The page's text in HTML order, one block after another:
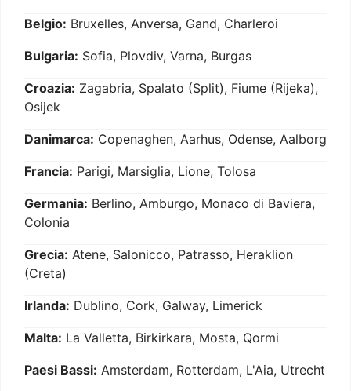
Belgio: Bruxelles, Anversa, Gand, Charleroi
Bulgaria: Sofia, Plovdiv, Varna, Burgas
Croazia: Zagabria, Spalato (Split), Fiume (Rijeka),
Osijek
Danimarca: Copenaghen, Aarhus, Odense, Aalborg
Francia: Parigi, Marsiglia, Lione, Tolosa
Germania: Berlino, Amburgo, Monaco di Baviera,
Colonia
Grecia: Atene, Salonicco, Patrasso, Heraklion
(Creta)
Irlanda: Dublino, Cork, Galway, Limerick
Malta: La Valletta, Birkirkara, Mosta, Qormi
Paesi Bassi: Amsterdam, Rotterdam, L'Aia, Utrecht